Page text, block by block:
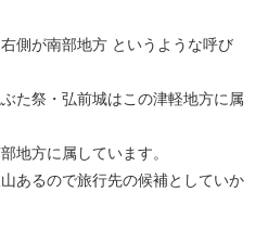
側が南部地方 というような呼び
た祭・弘前城はこの津軽地方に属
地方に属しています。
あるので旅行先の候補としていか